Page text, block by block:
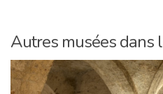
Autres musées dans